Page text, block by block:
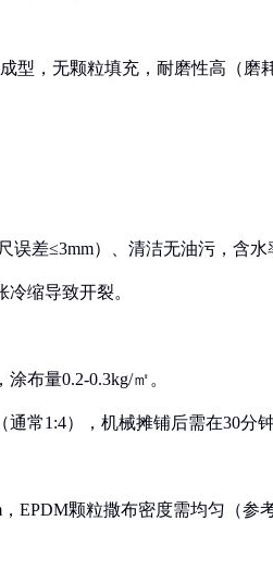
型，无颗粒填充，耐磨性高（磨
差≤3mm）、清洁无油污，含水
缩导致开裂。
布量0.2-0.3kg/㎡。
常1:4），机械摊铺后需在30分
EPDM颗粒撒布密度需均匀（参